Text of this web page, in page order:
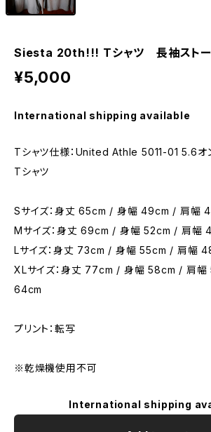
Siesta 20th!!! Tシャツ 長袖ストー
¥5,000
International shipping available
Tシャツ仕様：United Athle 5011-01 5.6オ
Tシャツ
Sサイズ：身丈 65cm / 身幅 49cm / 肩幅
Mサイズ：身丈 69cm / 身幅 52cm / 肩幅
Lサイズ：身丈 73cm / 身幅 55cm / 肩幅
XLサイズ：身丈 77cm / 身幅 58cm / 肩
64cm
プリント：転写
※乾燥機使用不可
International shipping